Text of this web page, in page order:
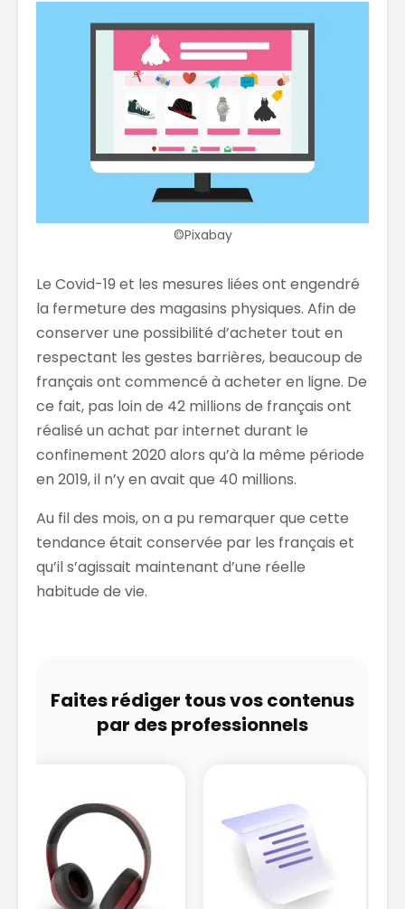
©Pixabay
Le Covid-19 et les mesures liées ont engendré
la fermeture des magasins physiques. Afin de
conserver une possibilité d’acheter tout en
respectant les gestes barrières, beaucoup de
français ont commencé à acheter en ligne. De
ce fait, pas loin de 42 millions de français ont
réalisé un achat par internet durant le
confinement 2020 alors qu’à la même période
en 2019, il n’y en avait que 40 millions.
Au fil des mois, on a pu remarquer que cette
tendance était conservée par les français et
qu’il s’agissait maintenant d’une réelle
habitude de vie.
Faites rédiger tous vos contenus
par des professionnels